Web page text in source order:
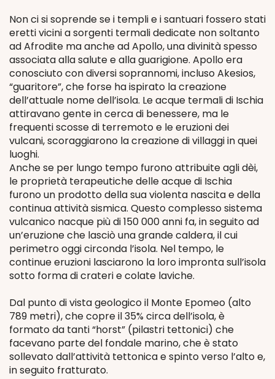
Non ci si soprende se i templi e i santuari fossero stati
eretti vicini a sorgenti termali dedicate non soltanto
ad Afrodite ma anche ad Apollo, una divinità spesso
associata alla salute e alla guarigione. Apollo era
conosciuto con diversi soprannomi, incluso Akesios,
“guaritore”, che forse ha ispirato la creazione
dell’attuale nome dell’isola. Le acque termali di Ischia
attiravano gente in cerca di benessere, ma le
frequenti scosse di terremoto e le eruzioni dei
vulcani, scoraggiarono la creazione di villaggi in quei
luoghi.
Anche se per lungo tempo furono attribuite agli dèi,
le proprietà terapeutiche delle acque di Ischia
furono un prodotto della sua violenta nascita e della
continua attività sismica. Questo complesso sistema
vulcanico nacque più di 150 000 anni fa, in seguito ad
un’eruzione che lasciò una grande caldera, il cui
perimetro oggi circonda l’isola. Nel tempo, le
continue eruzioni lasciarono la loro impronta sull’isola
sotto forma di crateri e colate laviche.
Dal punto di vista geologico il Monte Epomeo (alto
789 metri), che copre il 35% circa dell’isola, è
formato da tanti “horst” (pilastri tettonici) che
facevano parte del fondale marino, che è stato
sollevato dall’attività tettonica e spinto verso l’alto e,
in seguito fratturato.